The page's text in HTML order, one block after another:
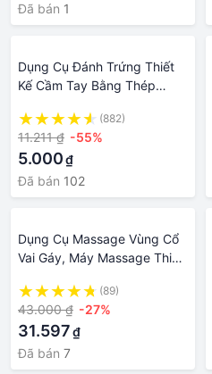
Đã bán 1
Dụng Cụ Đánh Trứng Thiết
Kế Cầm Tay Bằng Thép
(882)
11.211 ₫ -55%
5.000₫
Đã bán 102
Dụng Cụ Massage Vùng Cổ
Vai Gáy, Máy Massage Thiết
Lợi
(89)
43.000 ₫ -27%
31.597₫
Đã bán 7